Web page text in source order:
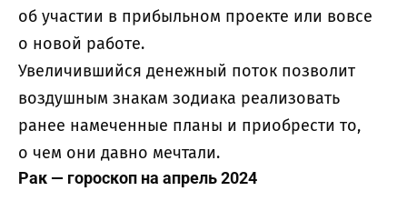
об участии в прибыльном проекте или вовсе
о новой работе.
Увеличившийся денежный поток позволит
воздушным знакам зодиака реализовать
ранее намеченные планы и приобрести то,
о чем они давно мечтали.
Рак — гороскоп на апрель 2024